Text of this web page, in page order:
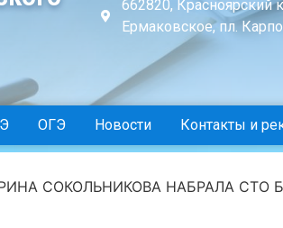
662820, Красноярский
Ермаковское, пл.
ОГЭ Новости Контакты и
СОКОЛЬНИКОВА НАБРАЛА СТО